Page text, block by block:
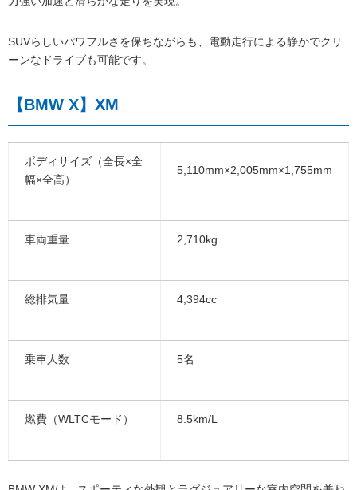
SUVらしいパワフルさを保ちながらも、電動走行による静かでクリ
ーンなドライブも可能です。
【BMW X】XM
ボディサイズ（全長×全
幅×全高）
5,110mm×2,005mm×1,755mm
車両重量 2,710kg
総排気量 4,394cc
乗車人数 5名
燃費（WLTCモード） 8.5km/L